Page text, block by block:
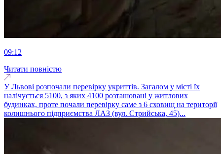
09:12
Читати повністю
У Львові розпочали перевірку укриттів. Загалом у місті їх
налічується 5100, з яких 4100 розташовані у житлових
будинках, проте почали перевірку саме з 6 сховищ на території
колишнього підприємства ЛАЗ (вул. Стрийська, 45)...